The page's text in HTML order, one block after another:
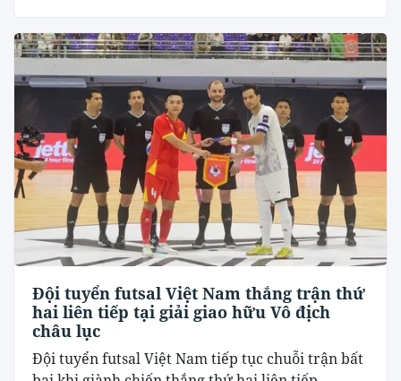
Đội tuyển futsal Việt Nam thắng trận thứ
hai liên tiếp tại giải giao hữu Vô địch
châu lục
Đội tuyển futsal Việt Nam tiếp tục chuỗi trận bất